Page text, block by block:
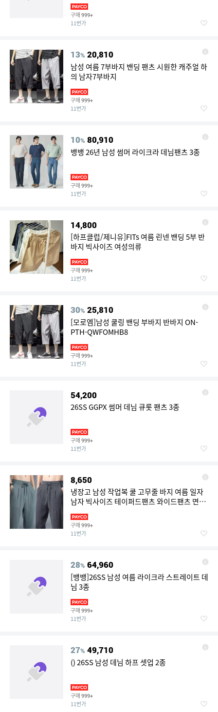
구매 999+
11번가
13% 20,810
남성 여름 7부바지 밴딩 팬츠 시원한 캐주얼 하
의 남자7부바지
구매 999+
11번가
10% 80,910
뱅뱅 26년 남성 썸머 라이크라 데님팬츠 3종
구매 999+
11번가
14,800
[하프클럽/제니유]FITs 여름 린넨 밴딩 5부 반
바지 빅사이즈 여성의류
구매 999+
11번가
30% 25,810
[모로엠]남성 쿨링 밴딩 부바지 반바지 ON-
PTH-QWFOMHB8
구매 999+
11번가
54,200
26SS GGPX 썸머 데님 큐롯 팬츠 3종
구매 999+
11번가
8,650
냉장고 남성 작업복 쿨 고무줄 바지 여름 일자
남자 빅사이즈 테이퍼드팬츠 와이드팬츠 면바
지
구매 999+
11번가
28% 64,960
[뱅뱅]26SS 남성 여름 라이크라 스트레이트 데
님 3종
구매 999+
11번가
27% 49,710
() 26SS 남성 데님 하프 셋업 2종
구매 999+
11번가